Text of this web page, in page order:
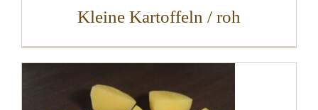
Kleine Kartoffeln / roh